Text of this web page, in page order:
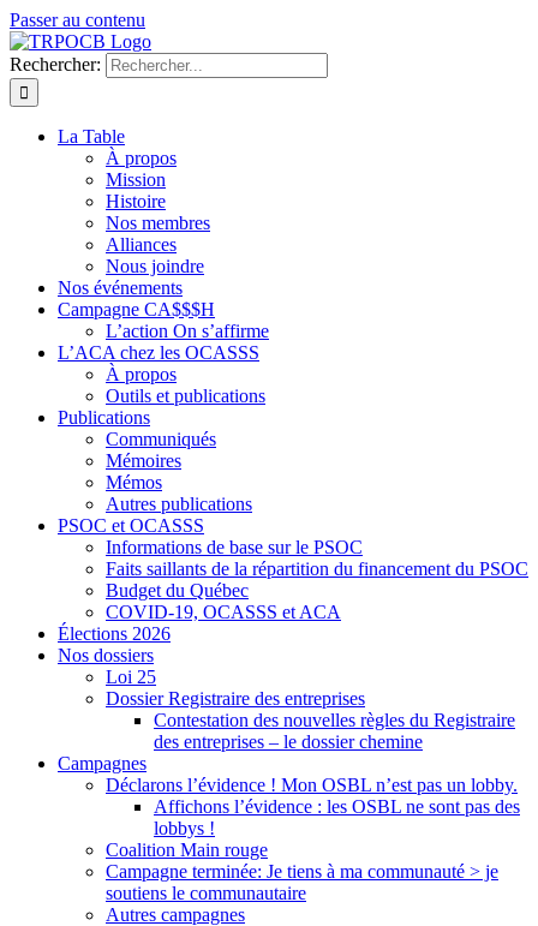
Passer au contenu
Rechercher:
La Table
À propos
Mission
Histoire
Nos membres
Alliances
Nous joindre
Nos événements
Campagne CA$$$H
L’action On s’affirme
L’ACA chez les OCASSS
À propos
Outils et publications
Publications
Communiqués
Mémoires
Mémos
Autres publications
PSOC et OCASSS
Informations de base sur le PSOC
Faits saillants de la répartition du financement du PSOC
Budget du Québec
COVID-19, OCASSS et ACA
Élections 2026
Nos dossiers
Loi 25
Dossier Registraire des entreprises
Contestation des nouvelles règles du Registraire
des entreprises – le dossier chemine
Campagnes
Déclarons l’évidence ! Mon OSBL n’est pas un lobby.
Affichons l’évidence : les OSBL ne sont pas des
lobbys !
Coalition Main rouge
Campagne terminée: Je tiens à ma communauté > je
soutiens le communautaire
Autres campagnes